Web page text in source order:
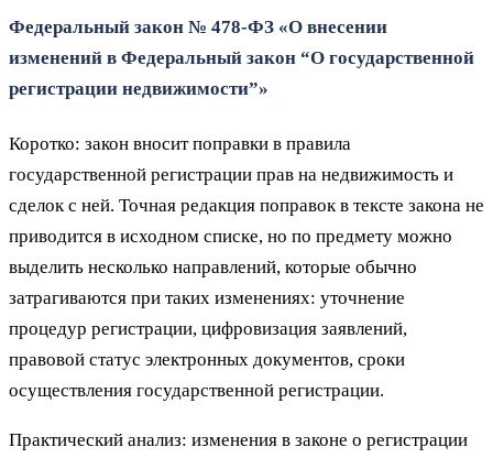
Федеральный закон № 478‑ФЗ «О внесении
изменений в Федеральный закон “О государственной
регистрации недвижимости”»
Коротко: закон вносит поправки в правила
государственной регистрации прав на недвижимость и
сделок с ней. Точная редакция поправок в тексте закона не
приводится в исходном списке, но по предмету можно
выделить несколько направлений, которые обычно
затрагиваются при таких изменениях: уточнение
процедур регистрации, цифровизация заявлений,
правовой статус электронных документов, сроки
осуществления государственной регистрации.
Практический анализ: изменения в законе о регистрации